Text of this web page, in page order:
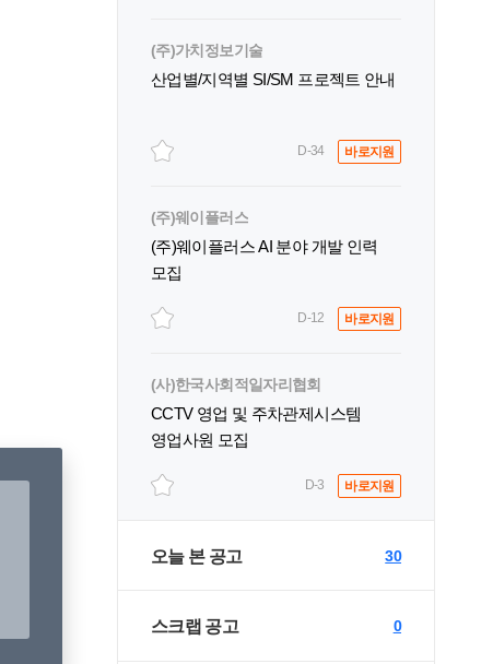
(주)가치정보기술
산업별/지역별 SI/SM 프로젝트 안내
D-34 바로지원
(주)웨이플러스
(주)웨이플러스 AI 분야 개발 인력
모집
D-12 바로지원
(사)한국사회적일자리협회
CCTV 영업 및 주차관제시스템
영업사원 모집
D-3 바로지원
오늘 본 공고 30
스크랩 공고 0